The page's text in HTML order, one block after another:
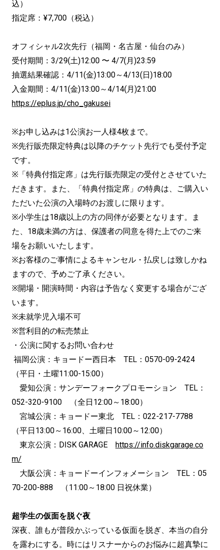
込）
指定席：¥7,700（税込）
オフィシャル2次先行（福岡・名古屋・仙台のみ）
受付期間：3/29(土)12:00 〜 4/7(月)23:59
抽選結果確認：4/11(金)13:00～4/13(日)18:00
入金期間：4/11(金)13:00～4/14(月)21:00
https://eplus.jp/cho_gakusei
※お申し込みは1公演お一人様4枚まで。
※先行販売限定特典は以降のチケット先行でも受付予定
です。
※「特典付指定席」は先行販売限定の受付とさせていた
だきます。また、「特典付指定席」の特典は、ご購入い
ただいた公演の入場時のお渡しに限ります。
※小学生は18歳以上の方の同伴が必要となります。ま
た、18歳未満の方は、保護者の同意を得た上でのご来
場をお願いいたします。
※お客様のご事情によるキャンセル・払戻しは致しかね
ますので、予めご了承ください。
※開場・開演時間・内容は予告なく変更する場合がござ
います。
※未就学児入場不可
※営利目的の転売禁止
・公演に関するお問い合わせ
福岡公演：キョードー西日本 TEL：0570-09-2424
（平日・土曜11:00-15:00）
愛知公演：サンデーフォークプロモーション TEL：
052-320-9100 （全日12:00～18:00）
宮城公演：キョードー東北 TEL：022-217-7788
（平日13:00～16:00、土曜日10:00～12:00）
東京公演：DISK GARAGE
https://info.diskgarage.co
m/
大阪公演：キョードーインフォメーション TEL：05
70-200-888 （11:00～18:00 日祝休業）
超学生の仮面を脱ぐ夜
深夜、誰もが普段かぶっている仮面を脱ぎ、本当の自分
を露わにする。時にはリスナーからのお悩みに超真摯に